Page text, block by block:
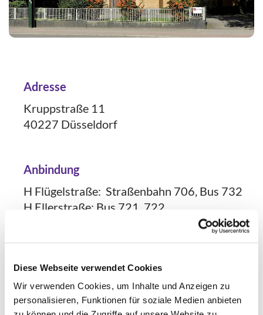
Diese Webseite verwendet Cookies
Wir verwenden Cookies, um Inhalte und Anzeigen zu
personalisieren, Funktionen für soziale Medien anbieten
Adresse
Kruppstraße 11
40227 Düsseldorf
Anbindung
H Flügelstraße: Straßenbahn 706, Bus 732
H Ellerstraße: Bus 721, 722
H Oberbilker Markt /Warschauer Straße: U-
Barrierefreiheit
Stufenloser, rollstuhlgerechter Eingang;